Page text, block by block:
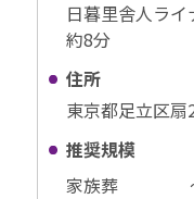
日暮里舎人ラ
約8分
住所
東京都足立区扇
推奨規模
家族葬